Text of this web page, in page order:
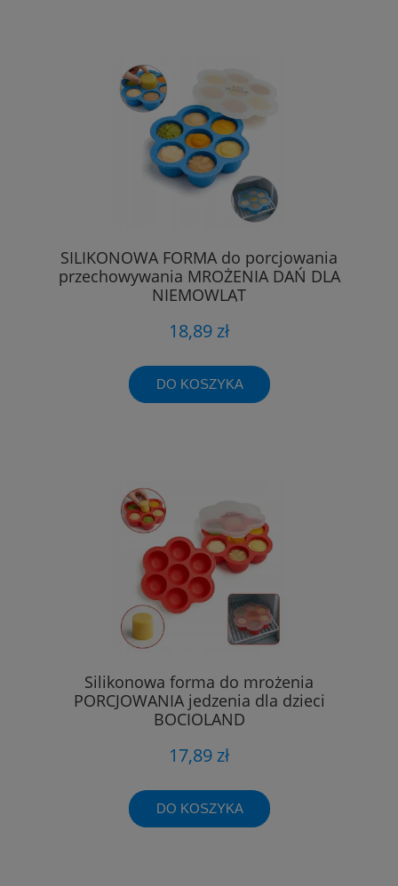
SILIKONOWA FORMA do porcjowania
przechowywania MROŻENIA DAŃ DLA
NIEMOWLĄT
18,89 zł
DO KOSZYKA
Silikonowa forma do mrożenia
PORCJOWANIA jedzenia dla dzieci
BOCIOLAND
17,89 zł
DO KOSZYKA